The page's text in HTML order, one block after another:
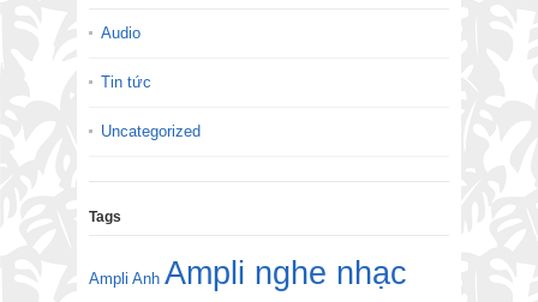
Audio
Tin tức
Uncategorized
Tags
Ampli Anh Ampli nghe nhạc